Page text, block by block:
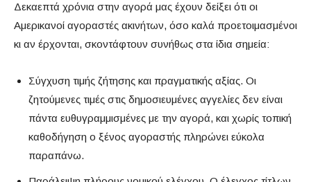
Δεκαεπτά χρόνια στην αγορά μας έχουν δείξει ότι οι
Αμερικανοί αγοραστές ακινήτων, όσο καλά προετοιμασμένοι
κι αν έρχονται, σκοντάφτουν συνήθως στα ίδια σημεία:
Σύγχυση τιμής ζήτησης και πραγματικής αξίας. Οι
ζητούμενες τιμές στις δημοσιευμένες αγγελίες δεν είναι
πάντα ευθυγραμμισμένες με την αγορά, και χωρίς τοπική
καθοδήγηση ο ξένος αγοραστής πληρώνει εύκολα
παραπάνω.